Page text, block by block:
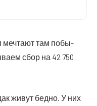
меч­та­ют там побы­
сбор на 42 750
живут бед­но. У них